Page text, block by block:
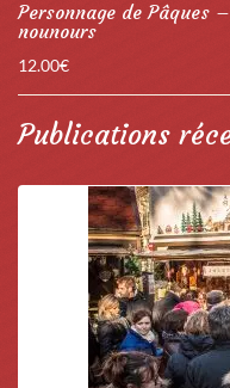
Personnage de Pâques
nounours
12.00€
Publications